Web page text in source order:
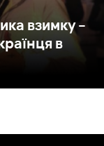
взимку –
в